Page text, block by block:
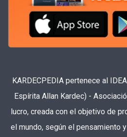
KARDECPEDIA pertenece al
Espírita Allan Kardec) -
lucro, creada con el objetivo de
el mundo, según el pensamiento